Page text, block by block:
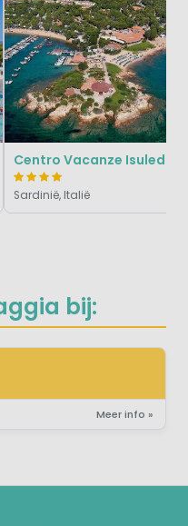
bij:
Meer info »
Centro Vacanze Isuledda
Sardinië, Italië